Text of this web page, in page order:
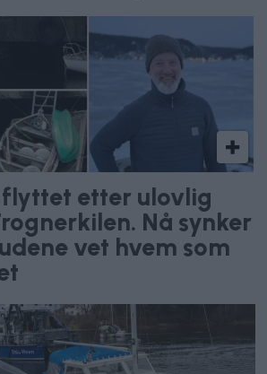
flyttet etter ulovlig
Nå synker
vet hvem som